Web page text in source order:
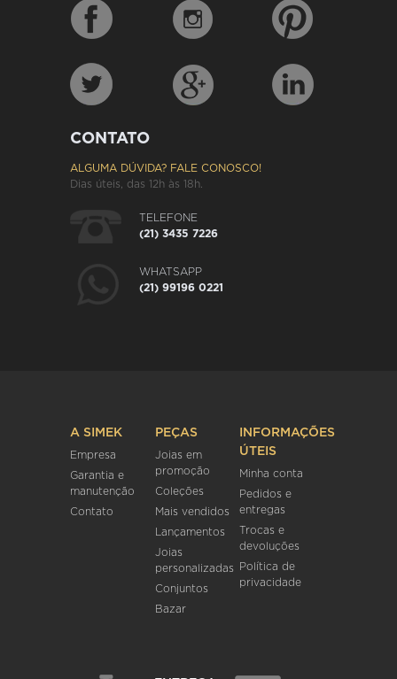
CONTATO
ALGUMA DÚVIDA? FALE CONOSCO!
Dias úteis, das 12h às 18h.
TELEFONE
(21) 3435 7226
WHATSAPP
(21) 99196 0221
A SIMEK
Empresa
Garantia e
manutenção
Contato
PEÇAS
Joias em
promoção
Coleções
Mais vendidos
Lançamentos
Joias
personalizadas
Conjuntos
Bazar
INFORMAÇÕES
ÚTEIS
Minha conta
Pedidos e
entregas
Trocas e
devoluções
Política de
privacidade